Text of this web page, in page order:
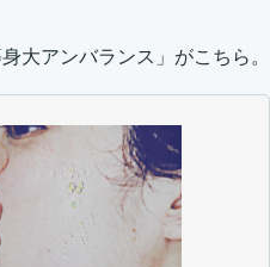
大アンバランス」がこちら。